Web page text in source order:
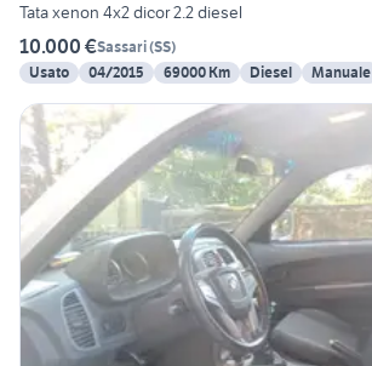
Tata xenon 4x2 dicor 2.2 diesel
10.000 €Sassari(SS)
Usato
04/2015 69000 Km Diesel Manuale